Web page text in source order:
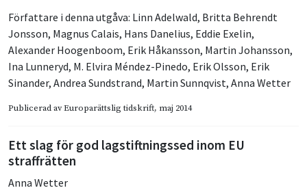
Författare i denna utgåva: Linn Adelwald, Britta Behrendt
Jonsson, Magnus Calais, Hans Danelius, Eddie Exelin,
Alexander Hoogenboom, Erik Håkansson, Martin Johansson,
Ina Lunneryd, M. Elvira Méndez-Pinedo, Erik Olsson, Erik
Sinander, Andrea Sundstrand, Martin Sunnqvist, Anna Wetter
Publicerad avEuroparättslig tidskrift, maj 2014
Ett slag för god lagstiftningssed inom EU
straffrätten
Anna Wetter